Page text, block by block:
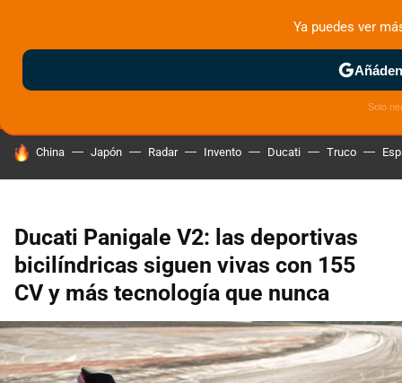
MENÚ NUEVO
MOTOS ELÉCTRICAS
HOY SE HABLA DE
China Japón Radar Invento Ducati Truco
Ducati Panigale V2: las deportivas
bicilíndricas siguen vivas con 155
CV y más tecnología que nunca
Ya puedes ver
Solo